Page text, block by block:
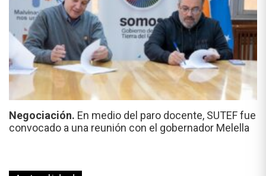
Negociación. En medio del paro docente, SUTEF fue
convocado a una reunión con el gobernador Melella